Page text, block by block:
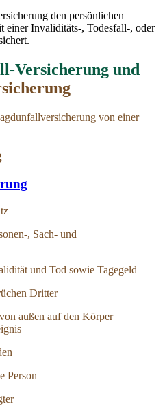
den persönlichen
einer Invaliditäts-, Todesfall-, oder
Versicherung und
von einer
, Sach- und
und Tod sowie Tagegeld
Dritter
außen auf den Körper
Person